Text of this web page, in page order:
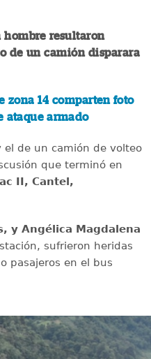
hombre resultaron
de un camión disparara
zona 14 comparten foto
ataque armado
de un camión de volteo
que terminó en
II, Cantel,
y Angélica Magdalena
sufrieron heridas
pasajeros en el bus